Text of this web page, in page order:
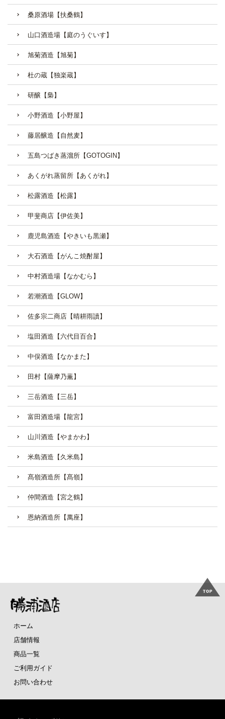
桑原酒場【扶桑鶴】
山口酒造場【庭のうぐいす】
旭菊酒造【旭菊】
杜の蔵【独楽蔵】
研醸【梟】
小野酒造【小野屋】
藤居醸造【自然麦】
五島つばき蒸溜所【GOTOGIN】
あくがれ蒸留所【あくがれ】
松露酒造【松露】
甲斐商店【伊佐美】
鹿児島酒造【やきいも黒瀬】
大石酒造【がんこ焼酎屋】
中村酒造場【なかむら】
若潮酒造【GLOW】
佐多宗二商店【晴耕雨讀】
塩田酒造【六代目百合】
中俣酒造【なかまた】
田村【薩摩乃薫】
三岳酒造【三岳】
富田酒造場【龍宮】
山川酒造【やまかわ】
米島酒造【久米島】
髙嶺酒造所【髙嶺】
仲間酒造【宮之鶴】
恩納酒造所【萬座】
ホーム
店舗情報
商品一覧
ご利用ガイド
お問い合わせ